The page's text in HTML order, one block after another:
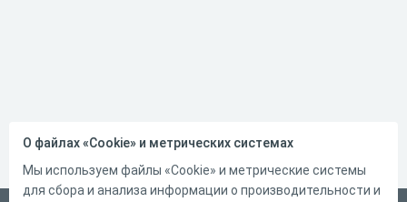
О файлах «Cookie» и метрических системах
Мы используем файлы «Cookie» и метрические системы
для сбора и анализа информации о производительности и